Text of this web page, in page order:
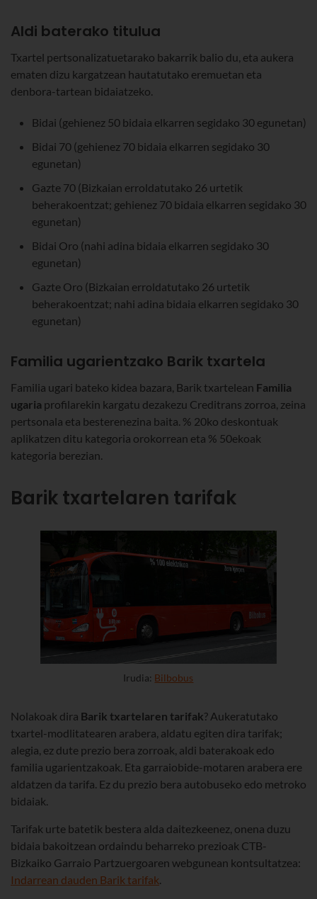
Aldi baterako titulua
Txartel pertsonalizatuetarako bakarrik balio du, eta aukera
ematen dizu kargatzean hautatutako eremuetan eta
denbora-tartean bidaiatzeko.
Bidai (gehienez 50 bidaia elkarren segidako 30 egunetan)
Bidai 70 (gehienez 70 bidaia elkarren segidako 30
egunetan)
Gazte 70 (Bizkaian erroldatutako 26 urtetik
beherakoentzat; gehienez 70 bidaia elkarren segidako 30
egunetan)
Bidai Oro (nahi adina bidaia elkarren segidako 30
egunetan)
Gazte Oro (Bizkaian erroldatutako 26 urtetik
beherakoentzat; nahi adina bidaia elkarren segidako 30
egunetan)
Familia ugarientzako Barik txartela
Familia ugari bateko kidea bazara, Barik txartelean Familia
ugaria profilarekin kargatu dezakezu Creditrans zorroa, zeina
pertsonala eta besterenezina baita. % 20ko deskontuak
aplikatzen ditu kategoria orokorrean eta % 50ekoak
kategoria berezian.
Barik txartelaren tarifak
Irudia: Bilbobus
Nolakoak dira Barik txartelaren tarifak? Aukeratutako
txartel-modlitatearen arabera, aldatu egiten dira tarifak;
alegia, ez dute prezio bera zorroak, aldi baterakoak edo
familia ugarientzakoak. Eta garraiobide-motaren arabera ere
aldatzen da tarifa. Ez du prezio bera autobuseko edo metroko
bidaiak.
Tarifak urte batetik bestera alda daitezkeenez, onena duzu
bidaia bakoitzean ordaindu beharreko prezioak CTB-
Bizkaiko Garraio Partzuergoaren webgunean kontsultatzea:
Indarrean dauden Barik tarifak.